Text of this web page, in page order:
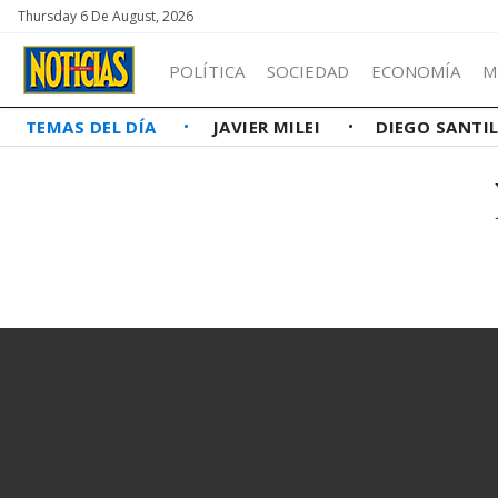
Thursday 6 De August, 2026
POLÍTICA SOCIEDAD ECONOMÍA
TEMAS DEL DÍA JAVIER MILEI DIEGO